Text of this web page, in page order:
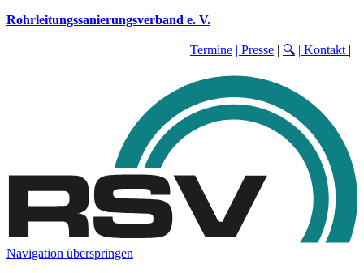
Rohrleitungssanierungsverband e. V.
Termine | Presse | 🔍 | Kontakt |
Navigation überspringen